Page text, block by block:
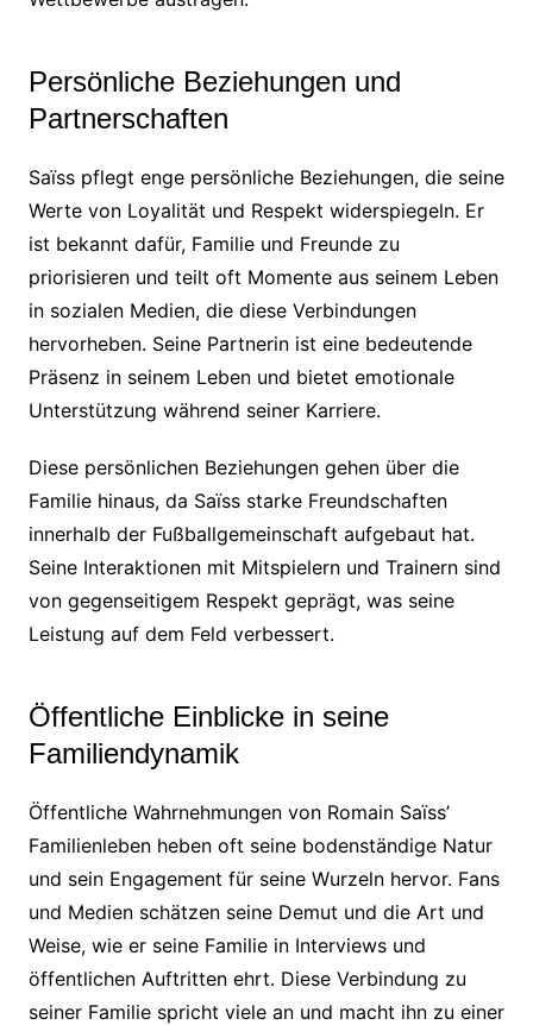
Persönliche Beziehungen und
Partnerschaften
Saïss pflegt enge persönliche Beziehungen, die seine
Werte von Loyalität und Respekt widerspiegeln. Er
ist bekannt dafür, Familie und Freunde zu
priorisieren und teilt oft Momente aus seinem Leben
in sozialen Medien, die diese Verbindungen
hervorheben. Seine Partnerin ist eine bedeutende
Präsenz in seinem Leben und bietet emotionale
Unterstützung während seiner Karriere.
Diese persönlichen Beziehungen gehen über die
Familie hinaus, da Saïss starke Freundschaften
innerhalb der Fußballgemeinschaft aufgebaut hat.
Seine Interaktionen mit Mitspielern und Trainern sind
von gegenseitigem Respekt geprägt, was seine
Leistung auf dem Feld verbessert.
Öffentliche Einblicke in seine
Familiendynamik
Öffentliche Wahrnehmungen von Romain Saïss’
Familienleben heben oft seine bodenständige Natur
und sein Engagement für seine Wurzeln hervor. Fans
und Medien schätzen seine Demut und die Art und
Weise, wie er seine Familie in Interviews und
öffentlichen Auftritten ehrt. Diese Verbindung zu
seiner Familie spricht viele an und macht ihn zu einer